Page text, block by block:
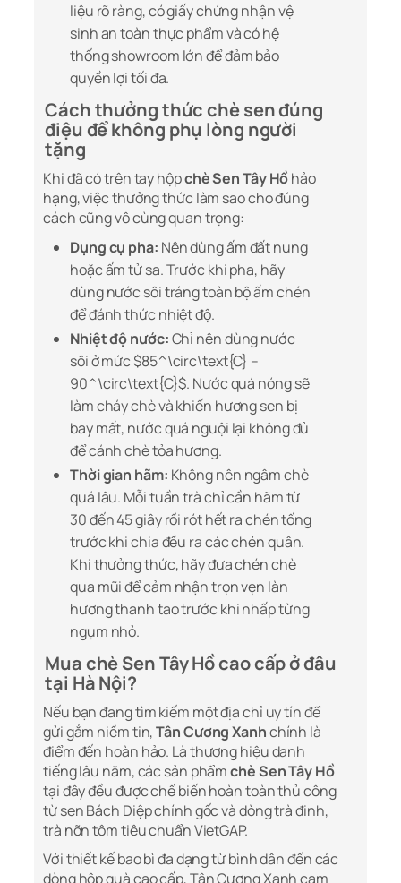
liệu rõ ràng, có giấy chứng nhận vệ
sinh an toàn thực phẩm và có hệ
thống showroom lớn để đảm bảo
quyền lợi tối đa.
Cách thưởng thức chè sen đúng
điệu để không phụ lòng người
tặng
Khi đã có trên tay hộpchè Sen Tây Hồhảo
hạng, việc thưởng thức làm sao cho đúng
cách cũng vô cùng quan trọng:
Dụng cụ pha: Nên dùng ấm đất nung
hoặc ấm tử sa. Trước khi pha, hãy
dùng nước sôi tráng toàn bộ ấm chén
để đánh thức nhiệt độ.
Nhiệt độ nước:Chỉ nên dùng nước
sôi ở mức $85^\circ\text{C} –
90^\circ\text{C}$. Nước quá nóng sẽ
làm cháy chè và khiến hương sen bị
bay mất, nước quá nguội lại không đủ
để cánh chè tỏa hương.
Thời gian hãm: Không nên ngâm chè
quá lâu. Mỗi tuần trà chỉ cần hãm từ
30 đến 45 giây rồi rót hết ra chén tống
trước khi chia đều ra các chén quân.
Khi thưởng thức, hãy đưa chén chè
qua mũi để cảm nhận trọn vẹn làn
hương thanh tao trước khi nhấp từng
ngụm nhỏ.
Mua chè Sen Tây Hồ cao cấp ở đâu
tại Hà Nội?
Nếu bạn đang tìm kiếm một địa chỉ uy tín để
gửi gắm niềm tin,Tân Cương Xanhchính là
điểm đến hoàn hảo. Là thương hiệu danh
tiếng lâu năm, các sản phẩmchè Sen Tây Hồ
tại đây đều được chế biến hoàn toàn thủ công
từ sen Bách Diệp chính gốc và dòng trà đinh,
trà nõn tôm tiêu chuẩn VietGAP.
Với thiết kế bao bì đa dạng từ bình dân đến các
dòng hộp quà cao cấp, Tân Cương Xanh cam